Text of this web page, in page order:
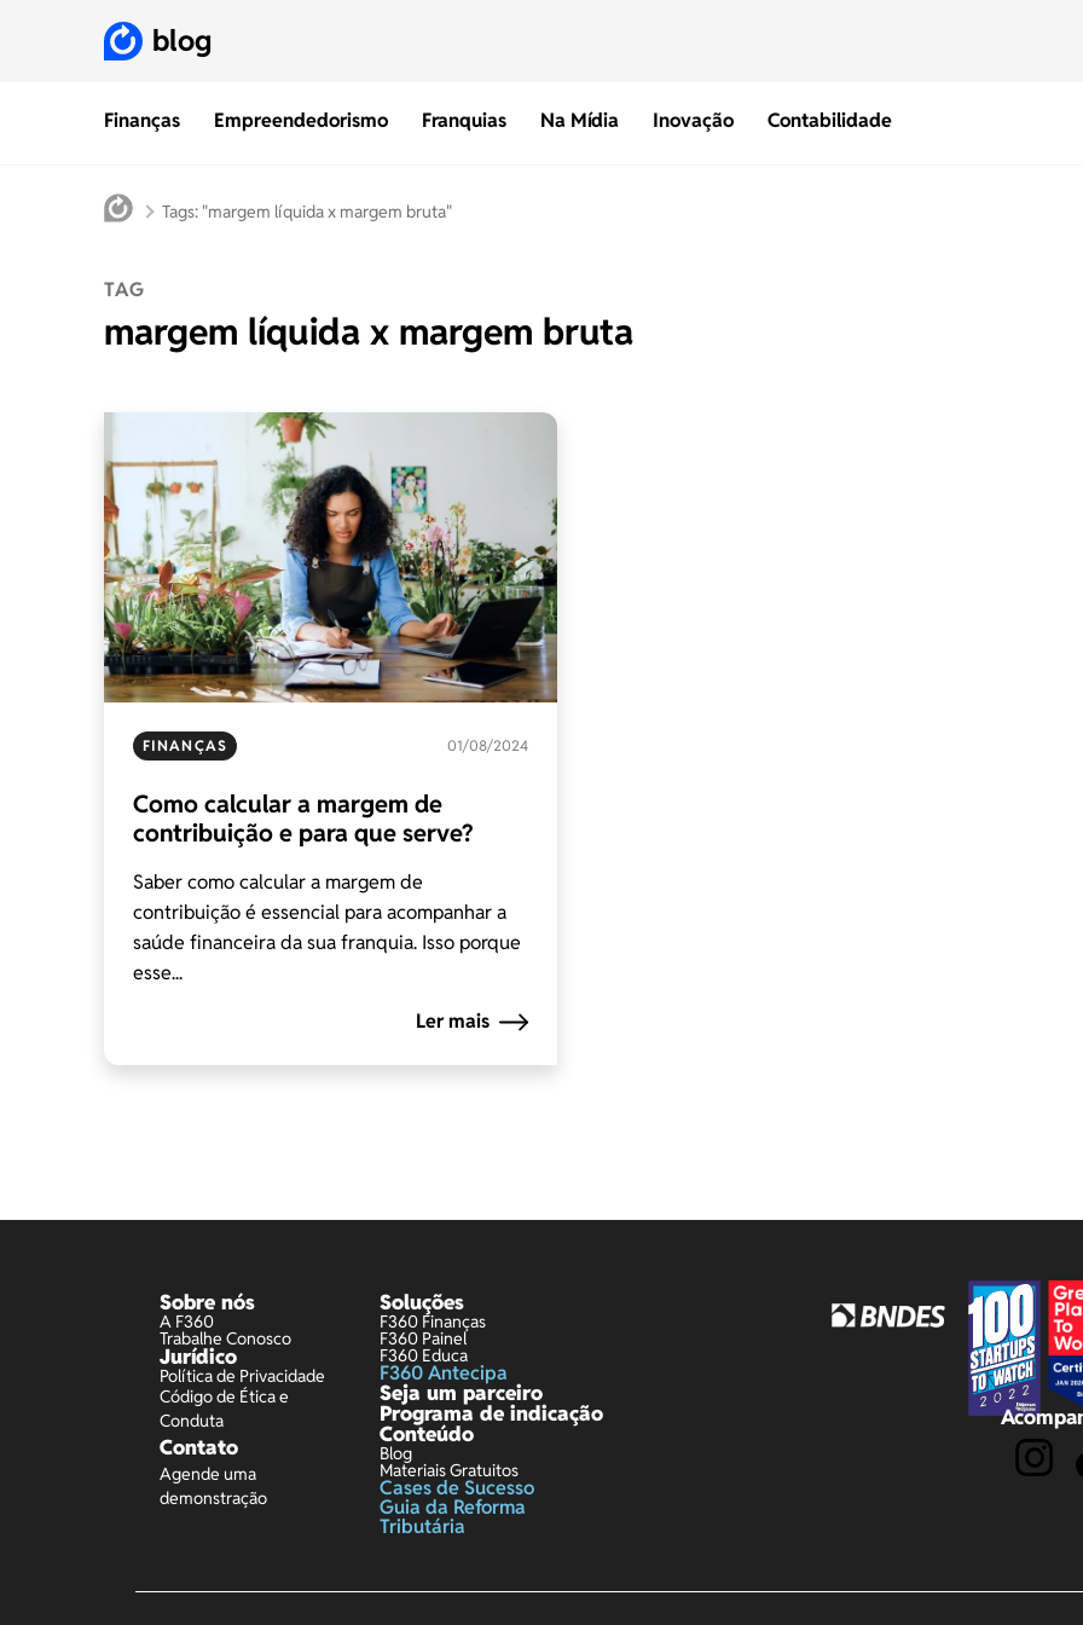
Finanças Empreendedorismo Franquias Na Mídia Inovação Contabilidade
blog
Tags: "margem líquida x margem bruta"
TAG
margem líquida x margem bruta
FINANÇAS 01/08/2024
Como calcular a margem de
contribuição e para que serve?
Saber como calcular a margem de
contribuição é essencial para acompanhar a
saúde financeira da sua franquia. Isso porque
esse...
Ler mais
Sobre nós
A F360
Trabalhe Conosco
Jurídico
Política de Privacidade
Código de Ética e
Conduta
Contato
Agende uma
demonstração
Soluções
F360 Finanças
F360 Painel
F360 Educa
F360 Antecipa
Seja um parceiro
Programa de indicação
Conteúdo
Blog
Materiais Gratuitos
Cases de Sucesso
Guia da Reforma
Tributária